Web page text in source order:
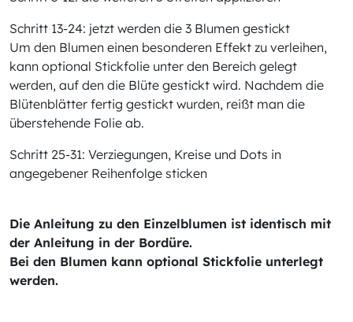
Schritt 13-24: jetzt werden die 3 Blumen gestickt
Um den Blumen einen besonderen Effekt zu verleihen,
kann optional Stickfolie unter den Bereich gelegt
werden, auf den die Blüte gestickt wird. Nachdem die
Blütenblätter fertig gestickt wurden, reißt man die
überstehende Folie ab.
Schritt 25-31: Verziegungen, Kreise und Dots in
angegebener Reihenfolge sticken
Die Anleitung zu den Einzelblumen ist identisch mit
der Anleitung in der Bordüre.
Bei den Blumen kann optional Stickfolie unterlegt
werden.